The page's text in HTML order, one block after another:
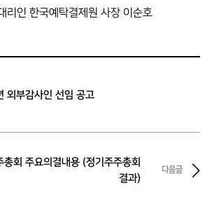
리인 한국예탁결제원 사장 이순호
외부감사인 선임 공고
다음글
회 주요의결내용 (정기주주총회
결과)